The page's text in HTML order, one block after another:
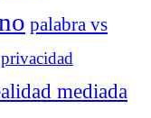
palabra vs
privacidad
mediada